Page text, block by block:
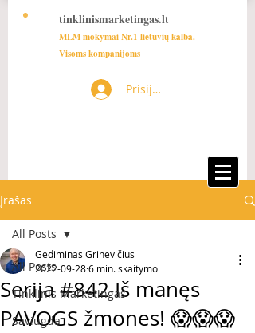
tinklinismarketingas.lt
MLM mokymai Nr.1 lietuvių kalba.
Visoms kompanijoms
Prisijungti
Įrašas
All Posts
Tinklinis Marketingas
Saviugda
All Posts
Serija #842 Iš manęs
PAVOGS žmones! 😱😱😱
Gediminas Grinevičius
2022-09-286 min. skaitymo